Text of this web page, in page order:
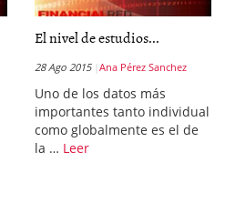
El nivel de estudios...
28 Ago 2015 Ana Pérez Sanchez
Uno de los datos más
importantes tanto individual
como globalmente es el de
la … Leer